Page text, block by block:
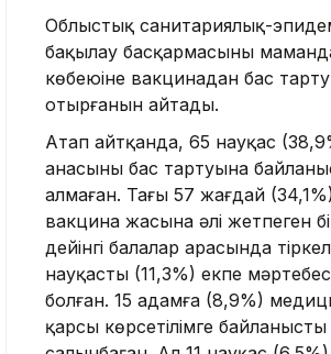
Облыстық санитариялық-
бақылау басқармасының
көбеюіне вакцинадан бас
отырғанын айтады.
Атап айтқанда, 65 науқас
анасының бас тартуына
алмаған. Тағы 57 жағдай
вакцина жасына әлі жетпеген
дейінгі балалар арасында
науқастың (11,3%) екпе мәртебесі
болған. 15 адамға (8,9%)
қарсы көрсетілімге